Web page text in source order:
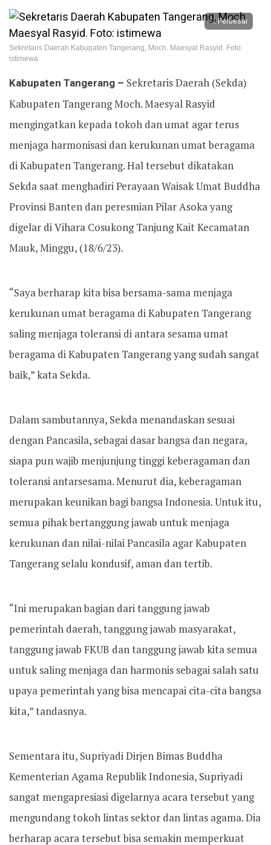
Perbesar
Sekretaris Daerah Kabupaten Tangerang, Moch. Maesyal Rasyid. Foto:
istimewa
Kabupaten Tangerang – Sekretaris Daerah (Sekda)
Kabupaten Tangerang Moch. Maesyal Rasyid
mengingatkan kepada tokoh dan umat agar terus
menjaga harmonisasi dan kerukunan umat beragama
di Kabupaten Tangerang. Hal tersebut dikatakan
Sekda saat menghadiri Perayaan Waisak Umat Buddha
Provinsi Banten dan peresmian Pilar Asoka yang
digelar di Vihara Cosukong Tanjung Kait Kecamatan
Mauk, Minggu, (18/6/23).
“Saya berharap kita bisa bersama-sama menjaga
kerukunan umat beragama di Kabupaten Tangerang
saling menjaga toleransi di antara sesama umat
beragama di Kabupaten Tangerang yang sudah sangat
baik,” kata Sekda.
Dalam sambutannya, Sekda menandaskan sesuai
dengan Pancasila, sebagai dasar bangsa dan negara,
siapa pun wajib menjunjung tinggi keberagaman dan
toleransi antarsesama. Menurut dia, keberagaman
merupakan keunikan bagi bangsa Indonesia. Untuk itu,
semua pihak bertanggung jawab untuk menjaga
kerukunan dan nilai-nilai Pancasila agar Kabupaten
Tangerang selalu kondusif, aman dan tertib.
“Ini merupakan bagian dari tanggung jawab
pemerintah daerah, tanggung jawab masyarakat,
tanggung jawab FKUB dan tanggung jawab kita semua
untuk saling menjaga dan harmonis sebagai salah satu
upaya pemerintah yang bisa mencapai cita-cita bangsa
kita,” tandasnya.
Sementara itu, Supriyadi Dirjen Bimas Buddha
Kementerian Agama Republik Indonesia, Supriyadi
sangat mengapresiasi digelarnya acara tersebut yang
mengundang tokoh lintas sektor dan lintas agama. Dia
berharap acara tersebut bisa semakin memperkuat